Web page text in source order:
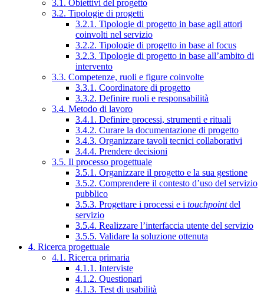
3.1. Obiettivi del progetto
3.2. Tipologie di progetti
3.2.1. Tipologie di progetto in base agli attori
coinvolti nel servizio
3.2.2. Tipologie di progetto in base al focus
3.2.3. Tipologie di progetto in base all’ambito di
intervento
3.3. Competenze, ruoli e figure coinvolte
3.3.1. Coordinatore di progetto
3.3.2. Definire ruoli e responsabilità
3.4. Metodo di lavoro
3.4.1. Definire processi, strumenti e rituali
3.4.2. Curare la documentazione di progetto
3.4.3. Organizzare tavoli tecnici collaborativi
3.4.4. Prendere decisioni
3.5. Il processo progettuale
3.5.1. Organizzare il progetto e la sua gestione
3.5.2. Comprendere il contesto d’uso del servizio
pubblico
3.5.3. Progettare i processi e i touchpointdel
servizio
3.5.4. Realizzare l’interfaccia utente del servizio
3.5.5. Validare la soluzione ottenuta
4. Ricerca progettuale
4.1. Ricerca primaria
4.1.1. Interviste
4.1.2. Questionari
4.1.3. Test di usabilità